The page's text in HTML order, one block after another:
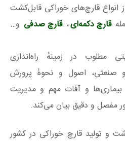
انواع قارچ‌های خوراکی قابل‌کشت
قارچ دکمه‌ای، قارچ صدفی و…
مطلوب در زمینهٔ راه‌اندازی
صنعتی، اصول و نحوهٔ پرورش
بیماری‌ها و آفات مهم و مدیریت
مفصل و دقیق بیان می‌کند.
و تولید قارچ خوراکی در کشور